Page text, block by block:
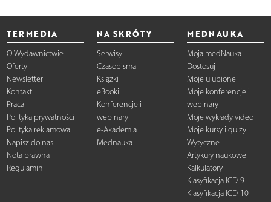
TERMEDIA
O Wydawnictwie
Oferty
Newsletter
Kontakt
Praca
Polityka prywatności
Polityka reklamowa
Napisz do nas
Nota prawna
Regulamin
NA SKRÓTY
Serwisy
Czasopisma
Książki
eBooki
Konferencje i
webinary
e-Akademia
Mednauka
MEDNAUKA
Moja medNauka
Dostosuj
Moje ulubione
Moje konferencje i
webinary
Moje wykłady video
Moje kursy i quizy
Wytyczne
Artykuły naukowe
Kalkulatory
Klasyfikacja ICD-9
Klasyfikacja ICD-10